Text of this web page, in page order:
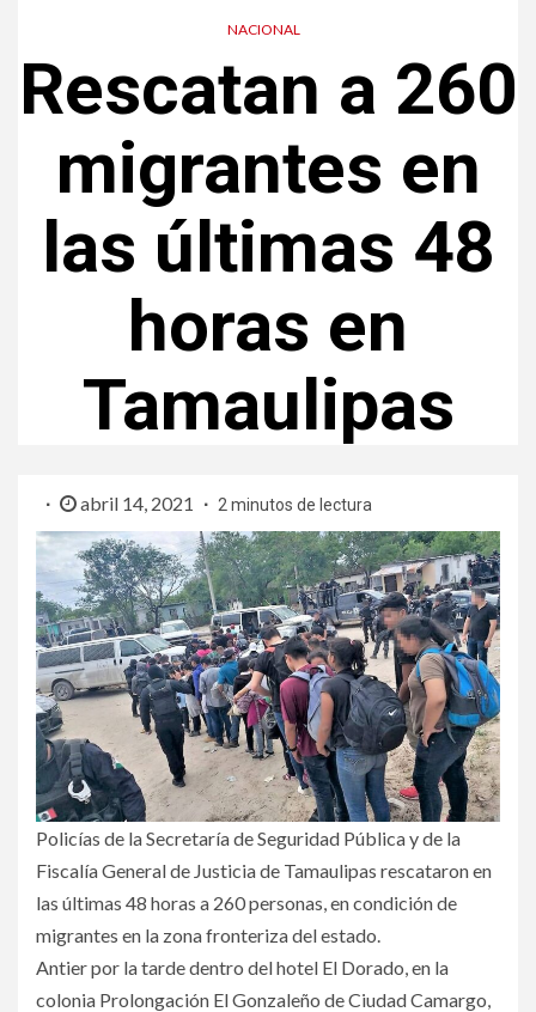
NACIONAL
Rescatan a 260
migrantes en
las últimas 48
horas en
Tamaulipas
abril 14, 2021 2 minutos de lectura
Policías de la Secretaría de Seguridad Pública y de la
Fiscalía General de Justicia de Tamaulipas rescataron en
las últimas 48 horas a 260 personas, en condición de
migrantes en la zona fronteriza del estado.
Antier por la tarde dentro del hotel El Dorado, en la
colonia Prolongación El Gonzaleño de Ciudad Camargo,